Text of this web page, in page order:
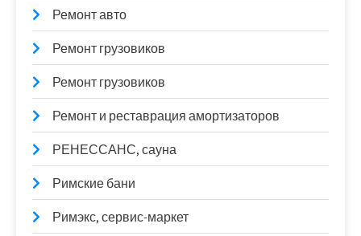
Ремонт авто
Ремонт грузовиков
Ремонт грузовиков
Ремонт и реставрация амортизаторов
РЕНЕССАНС, сауна
Римские бани
Римэкс, сервис-маркет